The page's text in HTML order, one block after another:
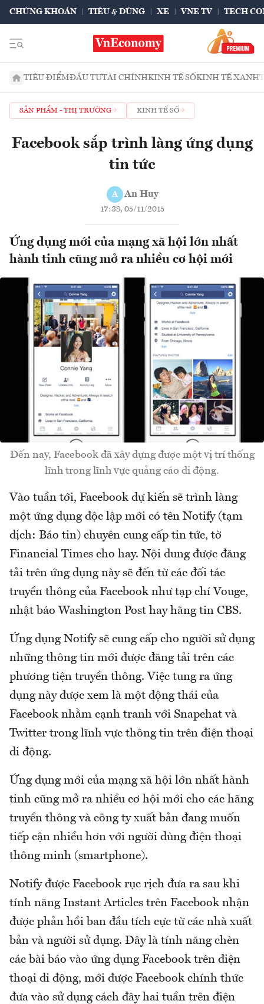
CHỨNG KHOÁN TIÊU & DÙNG XE VNE TV TECH
TIÊU ĐIỂMĐẦU TƯTÀI CHÍNHKINH TẾ SỐKINH TẾ XANH
SẢN PHẨM - THỊ TRƯỜNG KINH TẾ SỐ
Facebook sắp trình làng ứng dụng
tin tức
A An Huy
17:38, 05/11/2015
Ứng dụng mới của mạng xã hội lớn nhất
hành tinh cũng mở ra nhiều cơ hội mới
Đến nay, Facebook đã xây dựng được một vị trí thống
lĩnh trong lĩnh vực quảng cáo di động.
Vào tuần tới, Facebook dự kiến sẽ trình làng
một ứng dụng độc lập mới có tên Notify (tạm
dịch: Báo tin) chuyên cung cấp tin tức, tờ
Financial Times cho hay. Nội dung được đăng
tải trên ứng dụng này sẽ đến từ các đối tác
truyền thông của Facebook như tạp chí Vouge,
nhật báo Washington Post hay hãng tin CBS.
Ứng dụng Notify sẽ cung cấp cho người sử dụng
những thông tin mới được đăng tải trên các
phương tiện truyền thông. Việc tung ra ứng
dụng này được xem là một động thái của
Facebook nhằm cạnh tranh với Snapchat và
Twitter trong lĩnh vực thông tin trên điện thoại
di động.
Ứng dụng mới của mạng xã hội lớn nhất hành
tinh cũng mở ra nhiều cơ hội mới cho các hãng
truyền thông và công ty xuất bản đang muốn
tiếp cận nhiều hơn với người dùng điện thoại
thông minh (smartphone).
Notify được Facebook rục rịch đưa ra sau khi
tính năng Instant Articles trên Facebook nhận
được phản hồi ban đầu tích cực từ các nhà xuất
bản và người sử dụng. Đây là tính năng chèn
các bài báo vào ứng dụng Facebook trên điện
thoại di động, mới được Facebook chính thức
đưa vào sử dụng cách đây hai tuần trên điện